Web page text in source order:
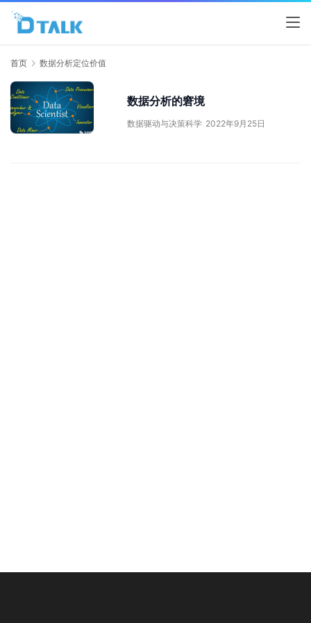
首页 数据分析定位价值
数据分析的窘境
数据驱动与决策科学 2022年9月25日